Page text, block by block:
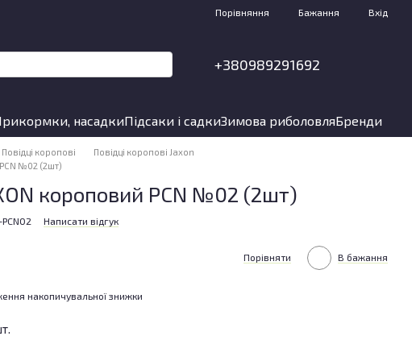
Порівняння Бажання Вхід
+380989291692
насадкиПідсаки і садкиЗимова риболовляБренди
Повідці коропові
Повідці коропові Jaxon
№02 (2шт)
короповий PCN №02 (2шт)
Написати відгук
Порівняти В бажання
накопичувальної знижки